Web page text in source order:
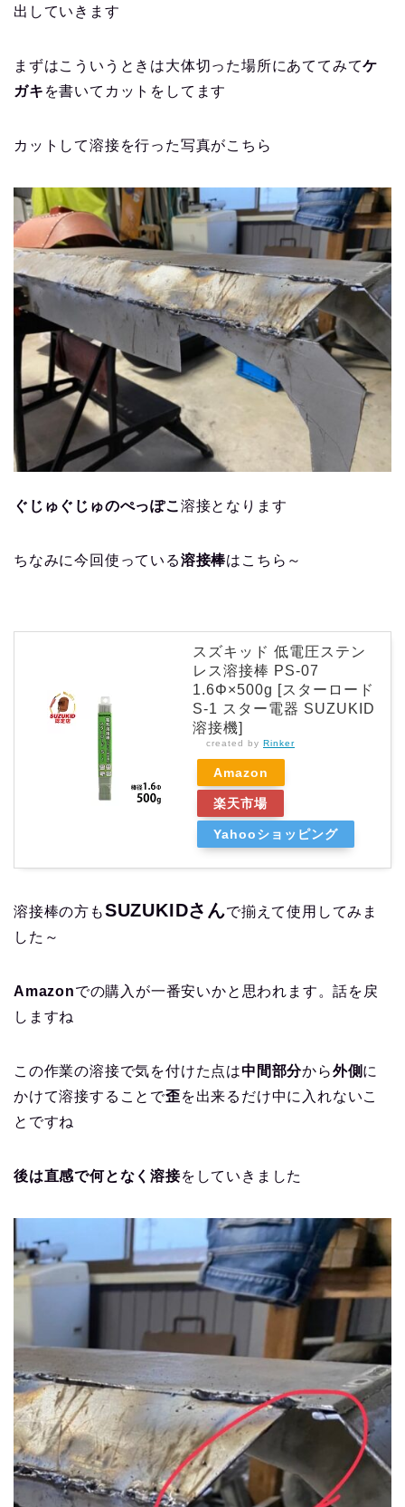
出していきます
まずはこういうときは大体切った場所にあててみてケ
ガキ を書いてカットをしてます
カットして溶接を行った写真がこちら
ぐじゅぐじゅのぺっぽこ 溶接となります
ちなみに今回使っている溶接棒はこちら～
スズキッド 低電圧ステン
レス溶接棒 PS-07
1.6Φ×500g [スターロード
S-1 スター電器 SUZUKID
溶接機]
created by Rinker
Amazon
楽天市場
Yahooショッピング
溶接棒の方もSUZUKIDさんで揃えて使用してみま
した～
Amazonでの購入が一番安いかと思われます。話を戻
しますね
この作業の溶接で気を付けた点は中間部分から外側 に
かけて溶接することで歪を出来るだけ中に入れないこ
とですね
後は直感で何となく溶接をしていきました